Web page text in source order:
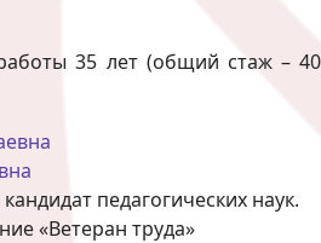
35 лет (общий стаж – 40
педагогических наук.
«Ветеран труда»